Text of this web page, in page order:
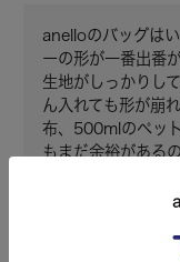
anelloのバッグは
ーの形が一番出番
生地がしっかりし
ん入れても形が崩
布、500mlのペッ
もまだ余裕がある